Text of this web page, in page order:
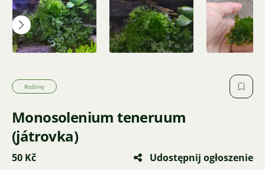
Rośliny
Monosolenium teneruum
(játrovka)
50 Kč
Udostępnij ogłoszenie